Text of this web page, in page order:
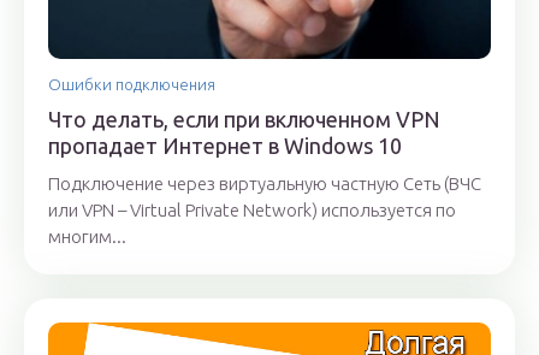
Ошибки подключения
Что делать, если при включенном VPN
пропадает Интернет в Windows 10
Подключение через виртуальную частную Сеть (ВЧС
или VPN – Virtual Private Network) используется по
многим...